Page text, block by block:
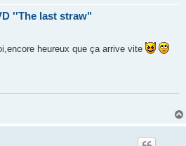
''The last straw"
heureux que ça arrive vite